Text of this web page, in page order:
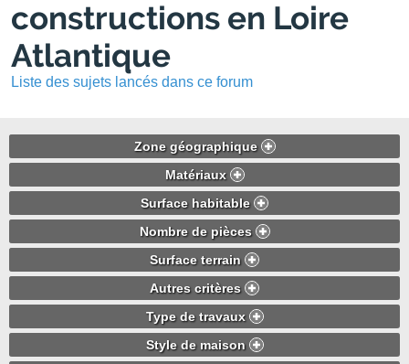
constructions en Loire
Atlantique
Liste des sujets lancés dans ce forum
Zone géographique
Matériaux
Surface habitable
Nombre de pièces
Surface terrain
Autres critères
Type de travaux
Style de maison